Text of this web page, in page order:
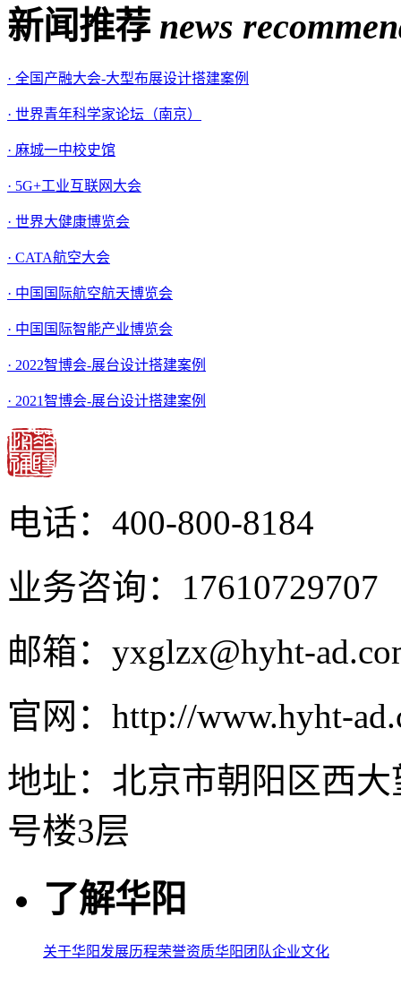
新闻推荐 news
· 全国产融大会-大型布展设计搭建案例
· 世界青年科学家论坛（南京）
· 麻城一中校史馆
· 5G+工业互联网大会
· 世界大健康博览会
· CATA航空大会
· 中国国际航空航天博览会
· 中国国际智能产业博览会
· 2022智博会-展台设计搭建案例
· 2021智博会-展台设计搭建案例
电话：400-800-8184
业务咨询：17610729707
邮箱：yxglzx@hyht-
官网：http://www.hyht-
地址：北京市朝阳区西
号楼3层
了解华阳
关于华阳发展历程荣誉资质华阳团队企业文化